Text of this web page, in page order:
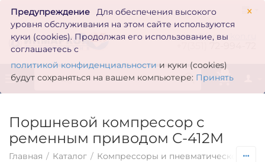
×
Предупреждение
Для обеспечения высокого
уровня обслуживания на этом сайте используются
куки (cookies). Продолжая его использование, вы
соглашаетесь с
политикой конфиденциальности и куки (cookies)
будут сохраняться на вашем компьютере: Принять
zakaz@inmarkon.ru
0
Поршневой компрессор с
ременным приводом С-412М
Главная / Каталог / Компрессоры и пневматическое